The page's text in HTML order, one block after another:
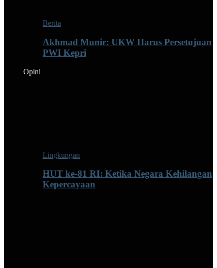
Berita
Akhmad Munir: UKW Harus Persetujuan
PWI Kepri
Opini
Lingkungan
HUT ke-81 RI: Ketika Negara Kehilangan
Kepercayaan